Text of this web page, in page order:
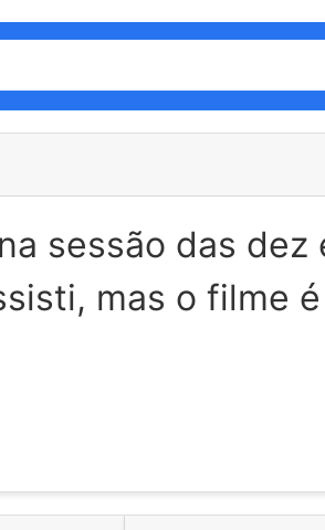
sessão das dez
mas o filme